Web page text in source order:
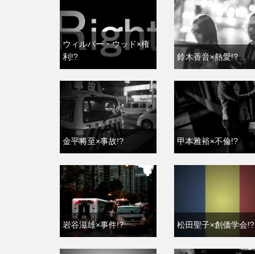
ウィルバー・ウッド×権
利!?
鈴木香音×熱愛!?
金平将至×事故!? 甲本雅裕×不倫!?
岩谷滋雄×事件!? 松田聖子×創価学会!?